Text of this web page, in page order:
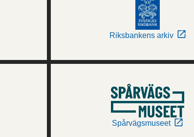
Riksbankens arkiv
Spårvägsmuseet